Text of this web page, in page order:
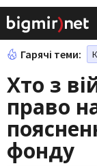
Гарячі теми:
Хто з
право
фонду